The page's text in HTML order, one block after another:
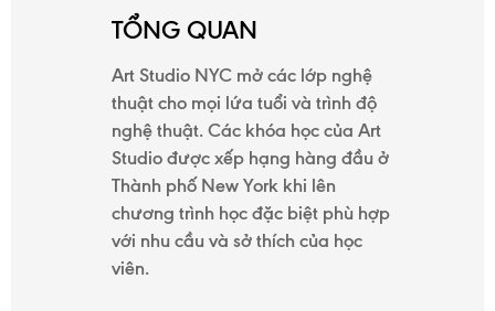
TUYỂN
DỤNG
KIẾN
THỨC
TỔNG QUAN
Art Studio NYC mở các lớp nghệ
thuật cho mọi lứa tuổi và trình độ
nghệ thuật. Các khóa học của Art
Studio được xếp hạng hàng đầu ở
Thành phố New York khi lên
chương trình học đặc biệt phù hợp
với nhu cầu và sở thích của học
viên.